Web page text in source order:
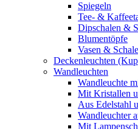
Spiegeln
Tee- &
Dipschalen &
Blumentöpfe
Vasen &
Deckenleuchten
Wandleuchten
Wandleuchte
Mit Kristallen
Aus Edelstahl
Wandleuchter
Mit